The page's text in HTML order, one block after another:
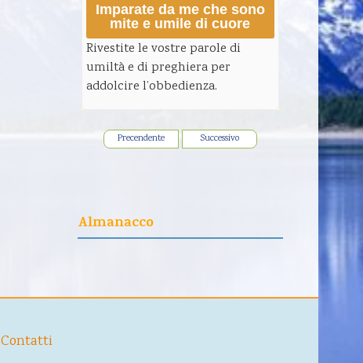
Imparate da me che sono
mite e umile di cuore
Rivestite le vostre parole di
umiltà e di preghiera per
addolcire l’obbedienza.
Precendente Successivo
Almanacco
Contatti